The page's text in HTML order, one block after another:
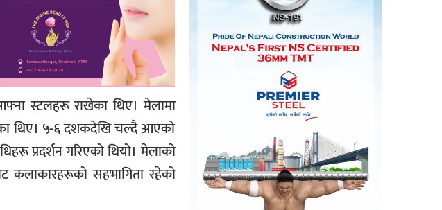
स्टलहरू राखेका थिए। मेलामा
थिए। ५-६ दशकदेखि चल्दै आएको
प्रदर्शन गरिएको थियो। मेलाको
कलाकारहरूको सहभागिता रहेको